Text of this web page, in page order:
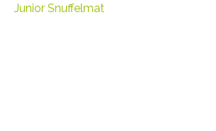
Junior Snuffelmat